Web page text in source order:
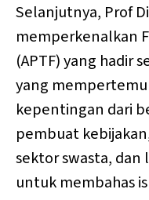
Selanjutnya, Prof
memperkenalkan
(APTF) yang hadir
yang
kepentingan dari
pembuat
sektor swasta,
untuk membahas